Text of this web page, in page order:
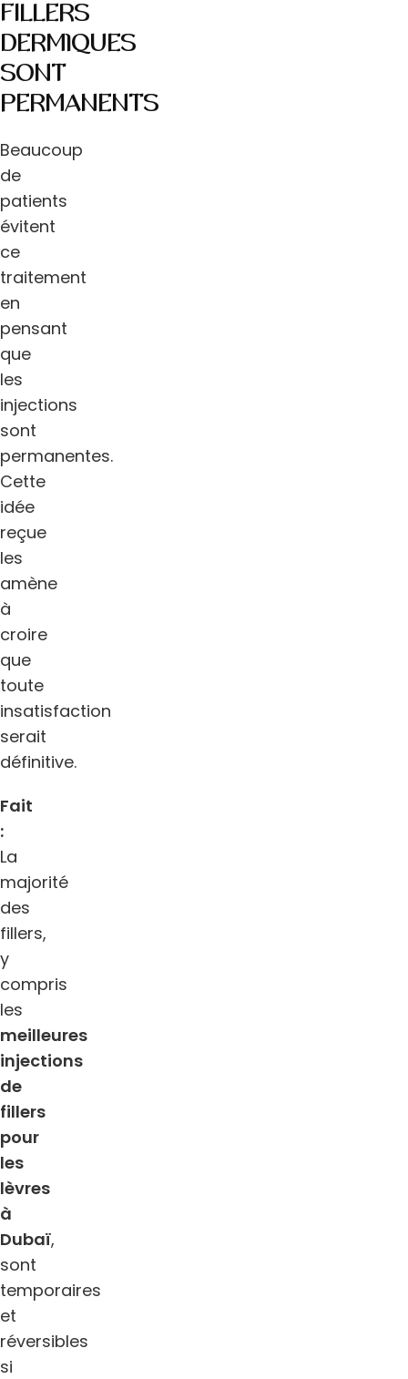
FILLERS
DERMlQUES
SONT
PERMANENTS
Beaucoup
de
patients
évitent
ce
traitement
en
pensant
que
les
injections
sont
permanentes.
Cette
idée
reçue
les
amène
à
croire
que
toute
insatisfaction
serait
définitive.
Fait
:
La
majorité
des
fillers,
y
compris
les
meilleures
injections
de
fillers
pour
les
lèvres
à
Dubaï,
sont
temporaires
et
réversibles
si